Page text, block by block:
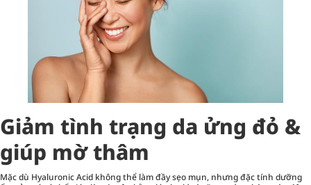
Giảm tình trạng da ửng đỏ &
giúp mờ thâm
Mặc dù Hyaluronic Acid không thể làm đầy sẹo mụn, nhưng đặc tính dưỡng